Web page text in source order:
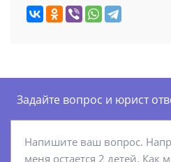
Задайте вопрос и юрист